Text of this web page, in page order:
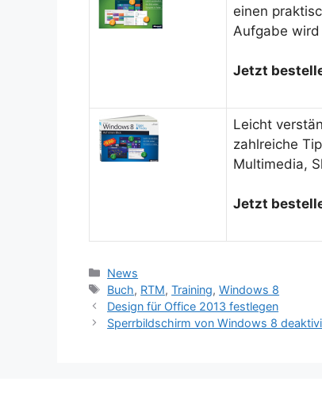
einen
Aufgabe
Jetzt
Leicht
zahlreiche
Multimedia,
Jetzt
Kategorien
News
Schlagwörter
Buch, RTM,Training,Windows 8
Design für Office 2013 festlegen
Sperrbildschirm von Windows 8